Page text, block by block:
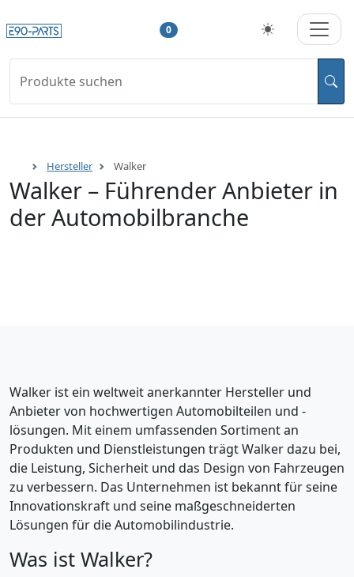
0
Produkte suchen
Hersteller Walker
Walker – Führender Anbieter in
der Automobilbranche
Walker ist ein weltweit anerkannter Hersteller und
Anbieter von hochwertigen Automobilteilen und -
lösungen. Mit einem umfassenden Sortiment an
Produkten und Dienstleistungen trägt Walker dazu bei,
die Leistung, Sicherheit und das Design von Fahrzeugen
zu verbessern. Das Unternehmen ist bekannt für seine
Innovationskraft und seine maßgeschneiderten
Lösungen für die Automobilindustrie.
Was ist Walker?